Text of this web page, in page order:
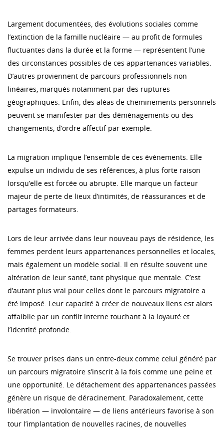
Largement documentées, des évolutions sociales comme
l’extinction de la famille nucléaire — au profit de formules
fluctuantes dans la durée et la forme — représentent l’une
des circonstances possibles de ces appartenances variables.
D’autres proviennent de parcours professionnels non
linéaires, marqués notamment par des ruptures
géographiques. Enfin, des aléas de cheminements personnels
peuvent se manifester par des déménagements ou des
changements, d’ordre affectif par exemple.
La migration implique l’ensemble de ces évènements. Elle
expulse un individu de ses références, à plus forte raison
lorsqu’elle est forcée ou abrupte. Elle marque un facteur
majeur de perte de lieux d’intimités, de réassurances et de
partages formateurs.
Lors de leur arrivée dans leur nouveau pays de résidence, les
femmes perdent leurs appartenances personnelles et locales,
mais également un modèle social. Il en résulte souvent une
altération de leur santé, tant physique que mentale. C’est
d’autant plus vrai pour celles dont le parcours migratoire a
été imposé. Leur capacité à créer de nouveaux liens est alors
affaiblie par un conflit interne touchant à la loyauté et
l’identité profonde.
Se trouver prises dans un entre-deux comme celui généré par
un parcours migratoire s’inscrit à la fois comme une peine et
une opportunité. Le détachement des appartenances passées
génère un risque de déracinement. Paradoxalement, cette
libération — involontaire — de liens antérieurs favorise à son
tour l’implantation de nouvelles racines, de nouvelles